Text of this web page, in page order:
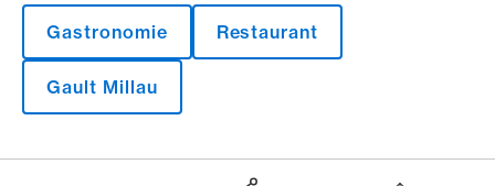
Gastronomie Restaurant
Gault Millau